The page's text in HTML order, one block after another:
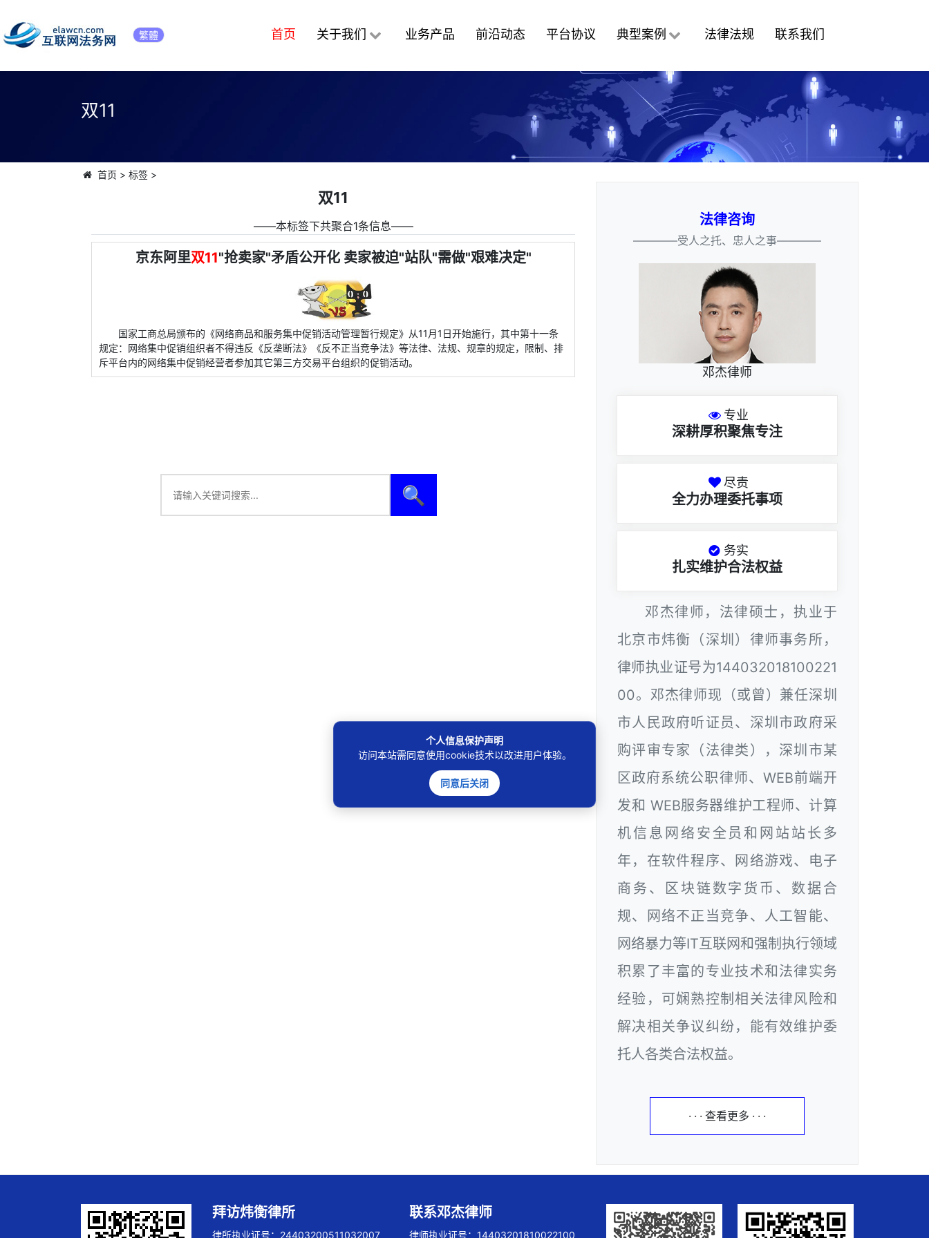
繁體 首页 关于我们 业务产品 前沿动态 平台协议 典型案例 法律法规 联系我们
双11
首页 > 标签>
双11
――本标签下共聚合1条信息――
京东阿里双11"抢卖家"矛盾公开化 卖家被迫"站队"需做"艰难决定"
国家工商总局颁布的《网络商品和服务集中促销活动管理暂行规定》从11月1日开始施行，其中第十一条
规定：网络集中促销组织者不得违反《反垄断法》《反不正当竞争法》等法律、法规、规章的规定，限制、排
斥平台内的网络集中促销经营者参加其它第三方交易平台组织的促销活动。
🔍
法律咨询
————受人之托、忠人之事————
邓杰律师
专业
深耕厚积聚焦专注
尽责
全力办理委托事项
务实
扎实维护合法权益
邓杰律师，法律硕士，执业于
北京市炜衡（深圳）律师事务所，
律师执业证号为144032018100221
00。邓杰律师现（或曾）兼任深圳
市人民政府听证员、深圳市政府采
购评审专家（法律类），深圳市某
区政府系统公职律师、WEB前端开
发和 WEB服务器维护工程师、计算
机信息网络安全员和网站站长多
年，在软件程序、网络游戏、电子
商务、区块链数字货币、数据合
规、网络不正当竞争、人工智能、
网络暴力等IT互联网和强制执行领域
积累了丰富的专业技术和法律实务
经验，可娴熟控制相关法律风险和
解决相关争议纠纷，能有效维护委
托人各类合法权益。
· · · 查看更多 · · ·
拜访炜衡律所
律所执业证号：24403200511032007
联系邓杰律师
律师执业证号：14403201810022100
个人信息保护声明
访问本站需同意使用cookie技术以改进用户体验。
同意后关闭